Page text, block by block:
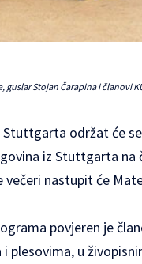
Stojan Čarapina i članovi
održat će
iz Stuttgarta
nastupit će
povjeren je
plesovima, u